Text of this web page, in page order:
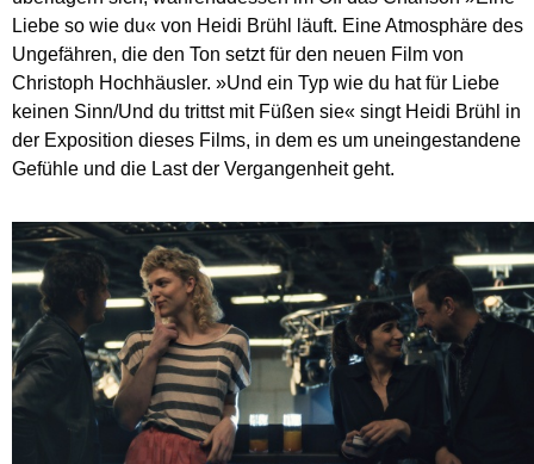
Liebe so wie du« von Heidi Brühl läuft. Eine Atmosphäre des
Ungefähren, die den Ton setzt für den neuen Film von
Christoph Hochhäusler. »Und ein Typ wie du hat für Liebe
keinen Sinn/Und du trittst mit Füßen sie« singt Heidi Brühl in
der Exposition dieses Films, in dem es um uneingestandene
Gefühle und die Last der Vergangenheit geht.